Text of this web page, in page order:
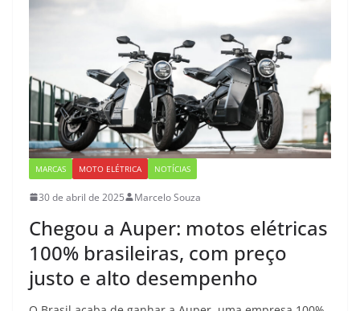
MARCAS MOTO ELÉTRICA NOTÍCIAS
30 de abril de 2025 Marcelo Souza
Chegou a Auper: motos elétricas
100% brasileiras, com preço
justo e alto desempenho